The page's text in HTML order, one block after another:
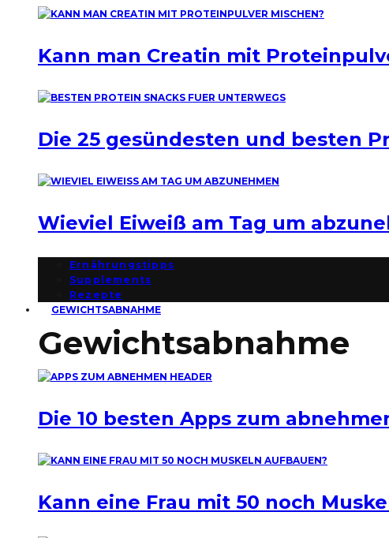
Kann man Creatin mit
Die 25 gesündesten und besten
Wieviel Eiweiß am Tag um
Ernährungstipps
Supplements
Rezepte
GEWICHTSABNAHME
Gewichtsabnahme
Die 10 besten Apps zum
Kann eine Frau mit 50 noch